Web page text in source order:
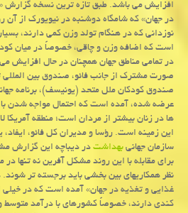
افزایش می باشد. طبق تازه ترین نسخه گزارش
در جهان» كه شامگاه دوشنبه در نیویورك از آن
نوزدانی كه در هنگام تولد وزن كمی دارند،
است كه اضافه وزن و چاقی، خصوصاً در میان
در تمامی مناطق جهان همچنان در حال افزایش
صورت مشترك از جانب فائو، صندوق بین المللی
صندوق كودكان ملل متحد (یونیسف)، برنامه
عرضه شده، آمده است كه احتمال مواجه شدن با
ها در زنان بیشتر از مردان است؛ منطقه آمریكا
این زمینه است. رؤسا و مدیران كل فائو، ایفاد،
سازمان جهانیبهداشتدر دیباچه این گزارش
برای مقابله با این روند مشكل آفرین نه تنها
نظر همكاریهای بین بخشی باید برجسته تر
غذایی و تغذیه در جهان» آمده است كه در
كندی دارند، خصوصاً كشورهای با درآمد متوسط